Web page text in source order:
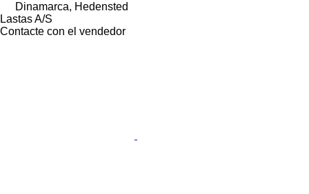
Dinamarca, Hedensted
Lastas A/S
Contacte con el vendedor